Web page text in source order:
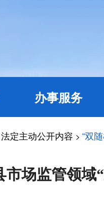
办事服务
法定主动公开内容 > “双
市场监管领域